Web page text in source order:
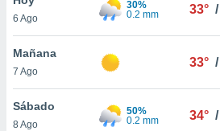
y
en
más
6 Ago
30%
0.2 mm
33° /
Mañana
7 Ago
33° /
Sábado
8 Ago
50%
0.2 mm
34° /